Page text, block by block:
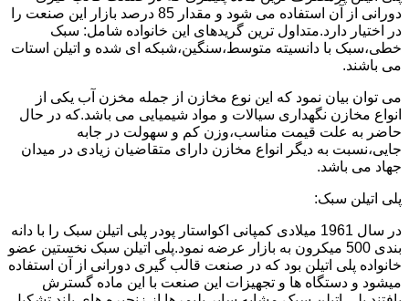
دورانی از آن استفاده می شود و مقدار 85 درصد بازار این صنعت را
در اختیار دارد.متداول ترین گریدهای این خانواده شامل: سبک
خطی،سبک با دانسیته متوسط،سنگین،شبکه ای شده و اتیلن استات
می باشند.
می توان بیان نمود که این نوع مخازن از جمله مخزن آب یکی از
انواع مخازن نگهداری سیالات و مواد شیمیایی می باشد.که در حال
حاضر به علت قیمت مناسب،وزن کم و سهولت در جابه
جایی،نسبت به دیگر انواع مخازن دارای متقاضیان زیادی در میدان
جهاد می باشد.
پلی اتیلن سبک:
در سال 1961 میلادی کمپانی اکواستار پودر پلی اتیلن سبک را با دانه
بندی 500 میکرون به بازار عرضه نمود.پلی اتیلن سبک نخستین عضو
خانواده پلی اتیلن بود که در صنعت قالب گیری دورانی از آن استفاده
میشود و دستگاه ها و تجهیزات این صنعت با این ماده گسترش